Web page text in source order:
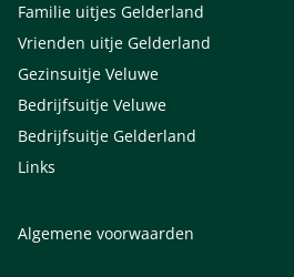
Familie uitjes Gelderland
Vrienden uitje Gelderland
Gezinsuitje Veluwe
Bedrijfsuitje Veluwe
Bedrijfsuitje Gelderland
Links
Algemene voorwaarden